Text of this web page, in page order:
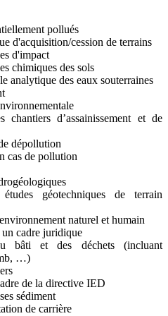
pollués
d'acquisition/cession de terrains
d'impact
chimiques des sols
analytique des eaux souterraines
d’assainissement et de
dépollution
cas de pollution
géotechniques de terrain
naturel et humain
cadre juridique
bâti et des déchets (incluant
…)
de la directive IED
sédiment
de carrière